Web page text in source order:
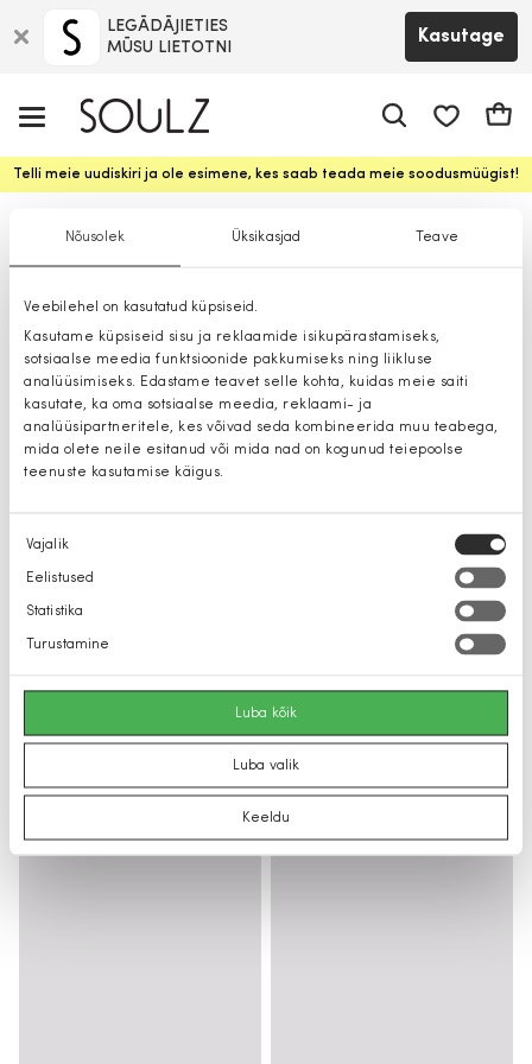
Nõusolek Üksikasjad Teave
Veebilehel on kasutatud küpsiseid.
Kasutame küpsiseid sisu ja reklaamide isikupärastamiseks,
sotsiaalse meedia funktsioonide pakkumiseks ning liikluse
analüüsimiseks. Edastame teavet selle kohta, kuidas meie saiti
kasutate, ka oma sotsiaalse meedia, reklaami- ja
analüüsipartneritele, kes võivad seda kombineerida muu teabega,
mida olete neile esitanud või mida nad on kogunud teiepoolse
teenuste kasutamise käigus.
Nõusoleku
valik
Vajalik
Eelistused
Statistika
Turustamine
Luba kõik
Luba valik
Keeldu
LEGĀDĀJIETIES
MŪSU LIETOTNI
Kasutage
Telli meie uudiskiri ja ole esimene, kes saab teada meie soodusmüügist!
Vihmamantlid